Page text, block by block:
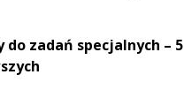
zadań specjalnych – 5